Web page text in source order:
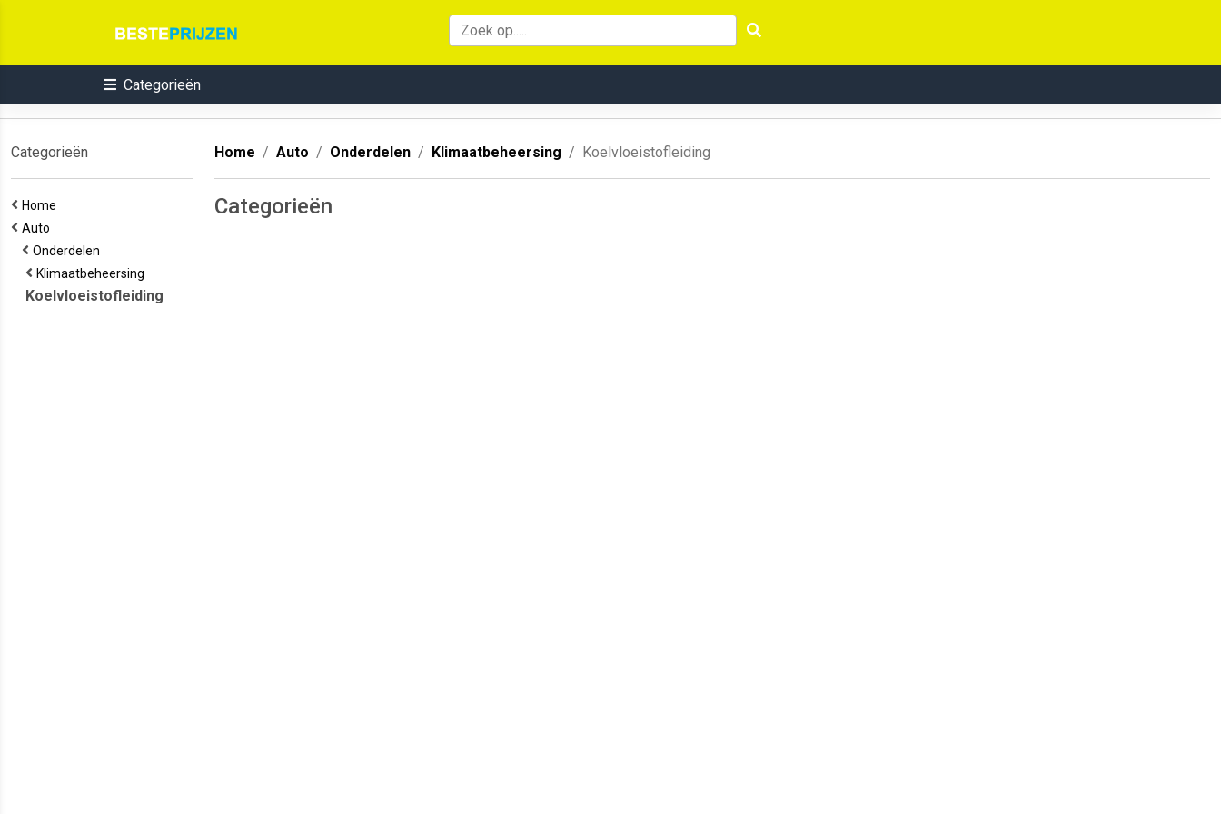
Categorieën
Categorieën
Home
Auto
Onderdelen
Klimaatbeheersing
Koelvloeistofleiding
Home Auto Onderdelen Klimaatbeheersing Koelvloeistofleiding
Categorieën